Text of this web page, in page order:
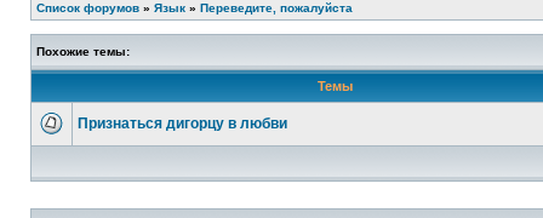
Список форумов » Язык » Переведите, пожалуйста
Похожие темы:
Темы
Признаться дигорцу в любви